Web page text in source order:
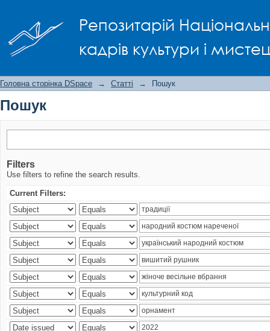
Репозитарій
кадрів культури і
Головна сторінка DSpace → Статті → Пошук
Пошук
Filters
Use filters to refine the search results.
Current Filters: